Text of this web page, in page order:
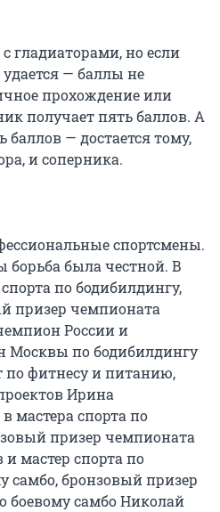
гладиаторами, но если
удается — баллы не
прохождение или
получает пять баллов. А
— достается тому,
и соперника.
спортсмены.
борьба была честной. В
по бодибилдингу,
призер чемпионата
России и
Москвы по бодибилдингу
по фитнесу и питанию,
Ирина
мастера спорта по
призер чемпионата
мастер спорта по
самбо, бронзовый призер
боевому самбо Николай